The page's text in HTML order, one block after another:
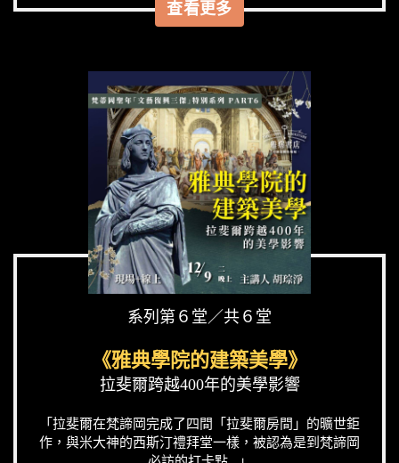
查看更多
系列第６堂／共６堂
《雅典學院的建築美學》
拉斐爾跨越400年的美學影響
「拉斐爾在梵諦岡完成了四間「拉斐爾房間」的曠世鉅
作，與米大神的西斯汀禮拜堂一樣，被認為是到梵諦岡